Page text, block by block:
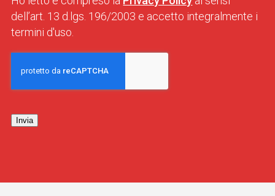
dell’art. 13 d.lgs. 196/2003 e accetto integralmente i
termini d'uso.
Invia